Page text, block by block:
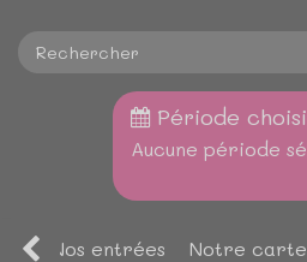
Période
Aucune période
Nos entrées Notre carte